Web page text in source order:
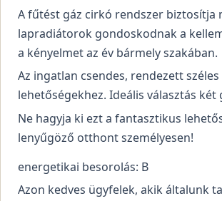
A fűtést gáz cirkó rendszer
lapradiátorok gondoskodnak a
a kényelmet az év bármely szakában.
Az ingatlan csendes, rendezett
lehetőségekhez. Ideális választás
Ne hagyja ki ezt a fantasztikus
lenyűgöző otthont személyesen!
energetikai besorolás: B
Azon kedves ügyfelek, akik általunk